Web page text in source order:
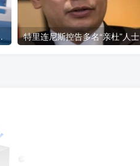
公民被逮捕 特里连尼斯控告多名“亲杜”人士